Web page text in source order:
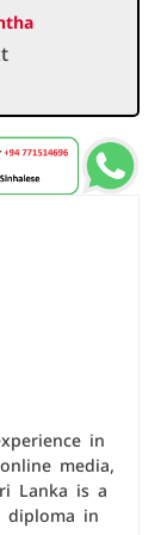
in
media,
Lanka is a
diploma in